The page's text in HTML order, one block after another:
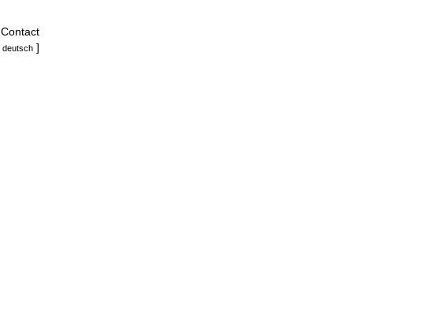
Contact
deutsch ]